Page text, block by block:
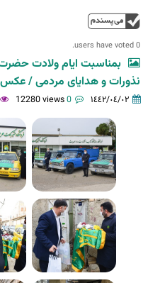
0 users have voted.
بمناسبت ایام ولادت حضرت
نذورات و هدایای مردمی /
١٤٤٢/٠٤/٠٢ 0 comments
12280 views